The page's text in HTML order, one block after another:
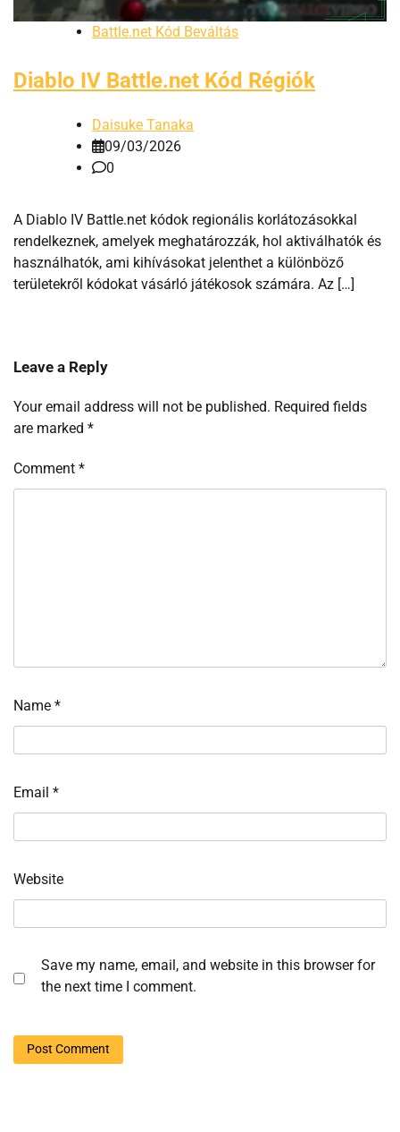
Battle.net Kód Beváltás
Diablo IV Battle.net Kód Régiók
Daisuke Tanaka
09/03/2026
0
A Diablo IV Battle.net kódok regionális korlátozásokkal
rendelkeznek, amelyek meghatározzák, hol aktiválhatók és
használhatók, ami kihívásokat jelenthet a különböző
területekről kódokat vásárló játékosok számára. Az […]
Leave a Reply
Your email address will not be published. Required fields
are marked *
Comment *
Name *
Email *
Website
Save my name, email, and website in this browser for
the next time I comment.